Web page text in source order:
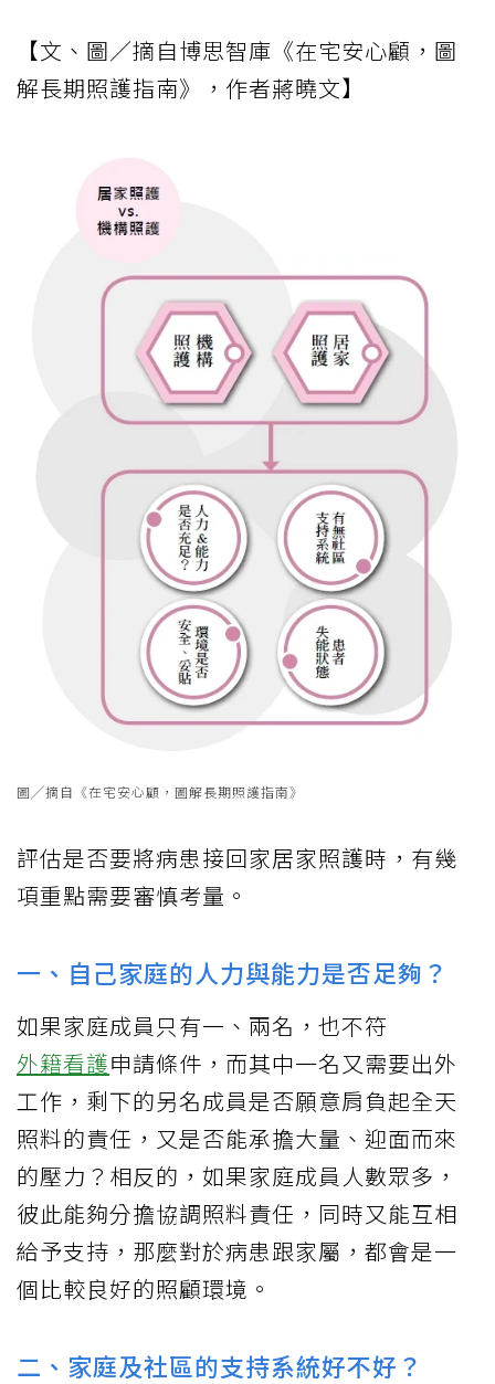
【文、圖／摘自博思智庫《在宅安心顧，圖
解長期照護指南》，作者蔣曉文】
圖╱摘自《在宅安心顧，圖解長期照護指南》
評估是否要將病患接回家居家照護時，有幾
項重點需要審慎考量。
一、自己家庭的人力與能力是否足夠？
如果家庭成員只有一、兩名，也不符
外籍看護申請條件，而其中一名又需要出外
工作，剩下的另名成員是否願意肩負起全天
照料的責任，又是否能承擔大量、迎面而來
的壓力？相反的，如果家庭成員人數眾多，
彼此能夠分擔協調照料責任，同時又能互相
給予支持，那麼對於病患跟家屬，都會是一
個比較良好的照顧環境。
二、家庭及社區的支持系統好不好？